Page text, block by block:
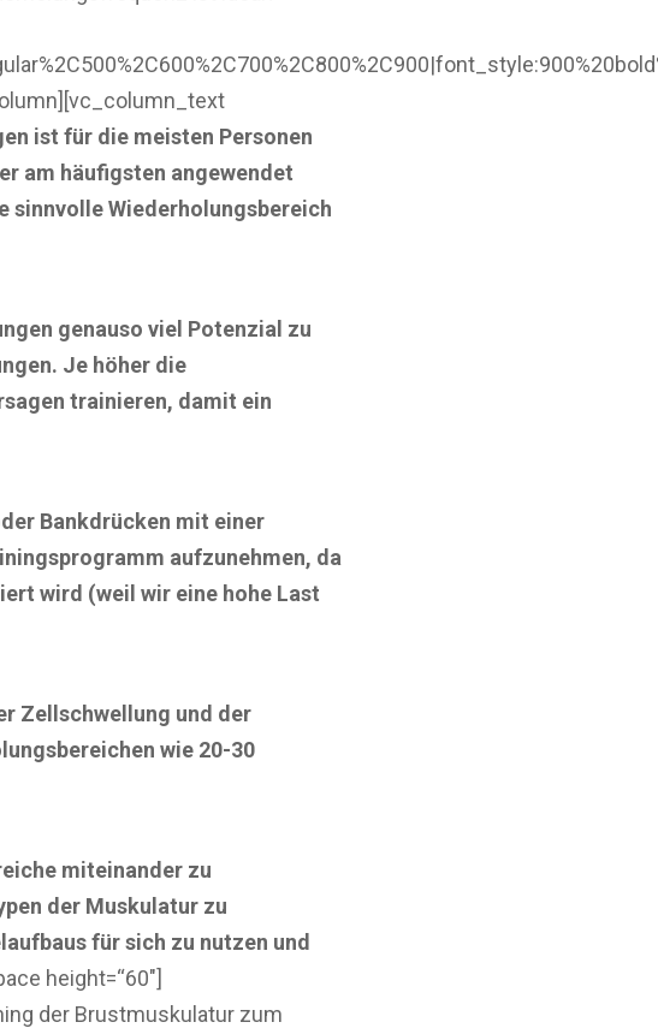
ist für die meisten Personen
am häufigsten angewendet
sinnvolle Wiederholungsbereich
genauso viel Potenzial zu
Je höher die
trainieren, damit ein
Bankdrücken mit einer
aufzunehmen, da
wird (weil wir eine hohe Last
Zellschwellung und der
wie 20-30
miteinander zu
der Muskulatur zu
für sich zu nutzen und
height=“60″]
der Brustmuskulatur zum